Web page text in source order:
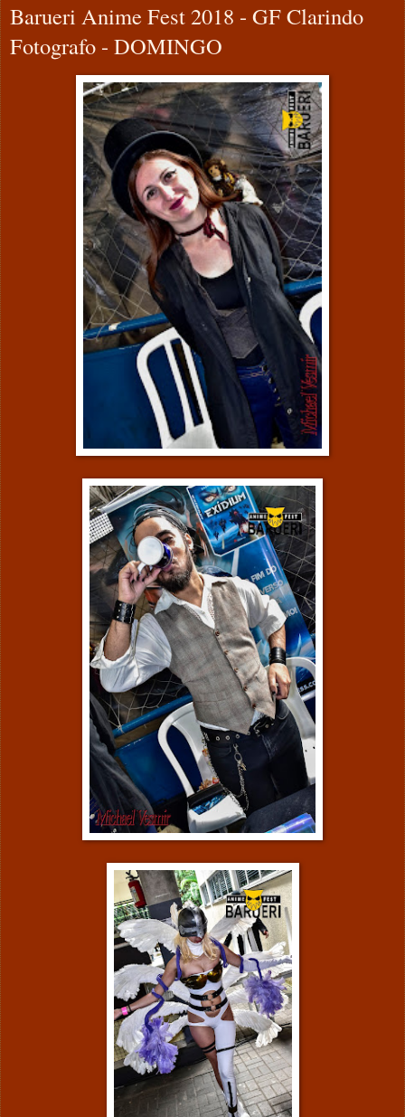
Barueri Anime Fest 2018 - GF Clarindo
Fotografo - DOMINGO